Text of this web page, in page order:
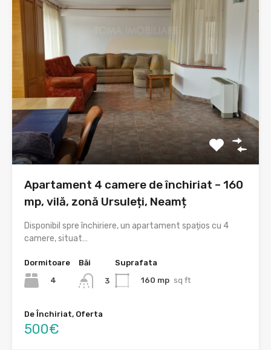
Apartament 4 camere de închiriat – 160
mp, vilă, zonă Ursuleți, Neamț
Disponibil spre închiriere, un apartament spațios cu 4
camere, situat…
Dormitoare
4
Băi
3
Suprafata
160 mp sq ft
De Închiriat, Oferta
500€